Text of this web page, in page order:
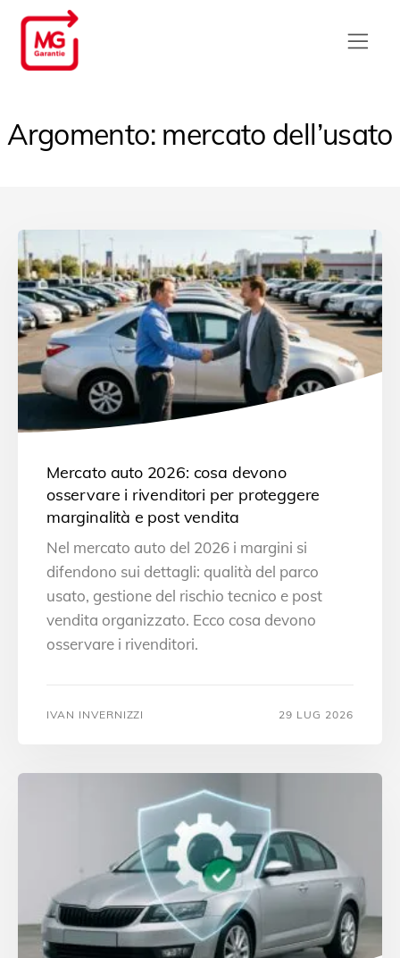
Argomento: mercato dell’usato
Mercato auto 2026: cosa devono
osservare i rivenditori per proteggere
marginalità e post vendita
Nel mercato auto del 2026 i margini si
difendono sui dettagli: qualità del parco
usato, gestione del rischio tecnico e post
vendita organizzato. Ecco cosa devono
osservare i rivenditori.
IVAN INVERNIZZI 29 LUG 2026